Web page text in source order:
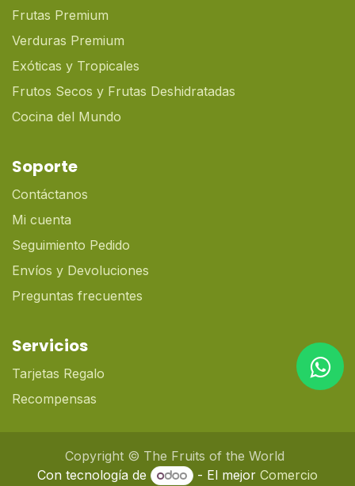
Frutas Premium
Verduras Premium
Exóticas y Tropicales
Frutos Secos y Frutas Deshidratadas
Cocina del Mundo
Soporte
Contáctanos
Mi cuenta
Seguimiento Pedido
Envíos y Devoluciones
Preguntas frecuentes
Servicios
Tarjetas Regalo
Recompensas
Copyright © The Fruits of the World
Con tecnología de
- El mejorComercio